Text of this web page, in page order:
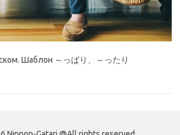
Шаблон ～っぱり、～ったり